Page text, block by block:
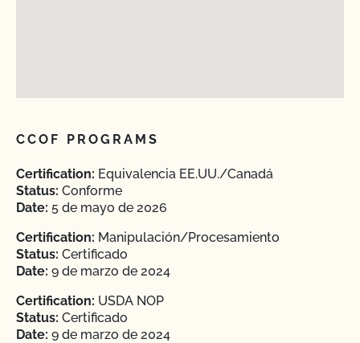
CCOF PROGRAMS
Certification: Equivalencia EE.UU./Canadá
Status: Conforme
Date: 5 de mayo de 2026
Certification: Manipulación/Procesamiento
Status: Certificado
Date: 9 de marzo de 2024
Certification: USDA NOP
Status: Certificado
Date: 9 de marzo de 2024